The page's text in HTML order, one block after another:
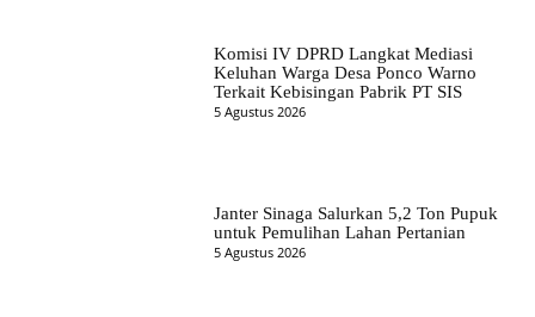
Komisi IV DPRD Langkat Mediasi
Keluhan Warga Desa Ponco Warno
Terkait Kebisingan Pabrik PT SIS
5 Agustus 2026
Janter Sinaga Salurkan 5,2 Ton Pupuk
untuk Pemulihan Lahan Pertanian
5 Agustus 2026